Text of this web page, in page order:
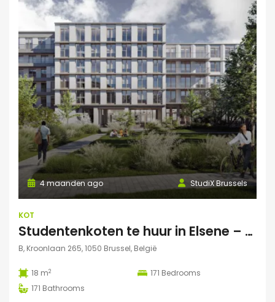
StudiX Brussels
4 maanden ago
KOT
Studentenkoten te huur in Elsene – Residentie StudiX
B, Kroonlaan 265, 1050 Brussel, België
18 m2 171 Bedrooms
171 Bathrooms